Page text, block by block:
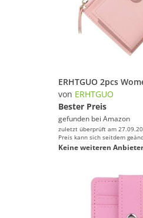
von ERHTGUO
Bester Preis
gefunden bei Amazon
zuletzt überprüft am
Preis kann sich seitdem
Keine weiteren Anbieter